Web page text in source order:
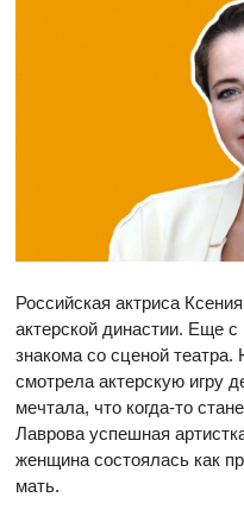
Российская актриса
актерской династии. Еще
знакома со сценой
смотрела актерскую игру
мечтала, что когда-то
Лаврова успешная
женщина состоялась как
мать.